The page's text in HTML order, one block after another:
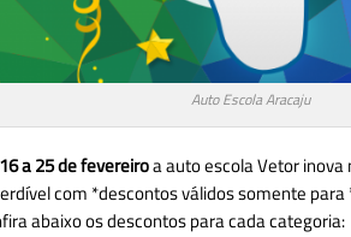
Auto Escola Aracaju
16 a 25 de fevereiroa auto escola Vetor
com *descontos válidos somente
abaixo os descontos para cada categoria: